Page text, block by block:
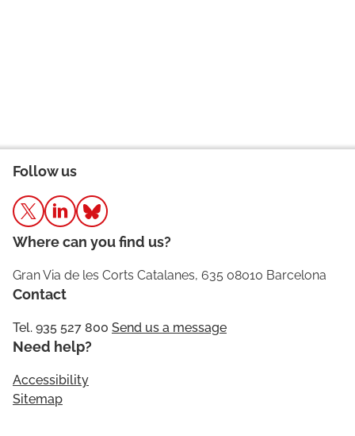
Follow us
Where can you find us?
Gran Via de les Corts Catalanes, 635 08010 Barcelona
Contact
Tel. 935 527 800 Send us a message
Need help?
Accessibility
Sitemap